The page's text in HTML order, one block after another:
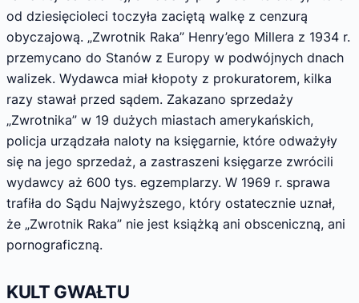
od dziesięcioleci toczyła zaciętą walkę z cenzurą
obyczajową. „Zwrotnik Raka” Henry’ego Millera z 1934 r.
przemycano do Stanów z Europy w podwójnych dnach
walizek. Wydawca miał kłopoty z prokuratorem, kilka
razy stawał przed sądem. Zakazano sprzedaży
„Zwrotnika” w 19 dużych miastach amerykańskich,
policja urządzała naloty na księgarnie, które odważyły
się na jego sprzedaż, a zastraszeni księgarze zwrócili
wydawcy aż 600 tys. egzemplarzy. W 1969 r. sprawa
trafiła do Sądu Najwyższego, który ostatecznie uznał,
że „Zwrotnik Raka” nie jest książką ani obsceniczną, ani
pornograficzną.
KULT GWAŁTU